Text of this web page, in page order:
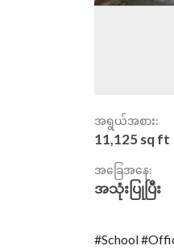
အရွယ်အစား:
11,125 sq ft
အခြေအနေ:
အသုံးပြုပြီး
#School